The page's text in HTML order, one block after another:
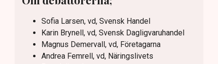
Sofia Larsen, vd, Svensk Handel
Karin Brynell, vd, Svensk Dagligvaruhandel
Magnus Demervall, vd, Företagarna
Andrea Femrell, vd, Näringslivets